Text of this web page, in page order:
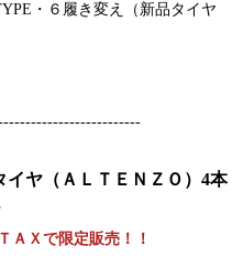
・６履き変え（新品タイヤ
ヤ（ＡＬＴＥＮＺＯ）4本
ＡＸで限定販売！！